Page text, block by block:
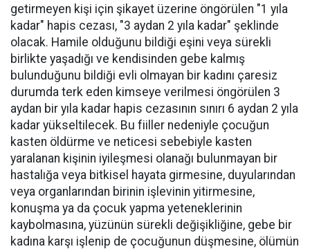
getirmeyen kişi için şikayet üzerine öngörülen "1 yıla
kadar" hapis cezası, "3 aydan 2 yıla kadar" şeklinde
olacak. Hamile olduğunu bildiği eşini veya sürekli
birlikte yaşadığı ve kendisinden gebe kalmış
bulunduğunu bildiği evli olmayan bir kadını çaresiz
durumda terk eden kimseye verilmesi öngörülen 3
aydan bir yıla kadar hapis cezasının sınırı 6 aydan 2 yıla
kadar yükseltilecek. Bu fiiller nedeniyle çocuğun
kasten öldürme ve neticesi sebebiyle kasten
yaralanan kişinin iyileşmesi olanağı bulunmayan bir
hastalığa veya bitkisel hayata girmesine, duyularından
veya organlarından birinin işlevinin yitirmesine,
konuşma ya da çocuk yapma yeteneklerinin
kaybolmasına, yüzünün sürekli değişikliğine, gebe bir
kadına karşı işlenip de çocuğunun düşmesine, ölümün